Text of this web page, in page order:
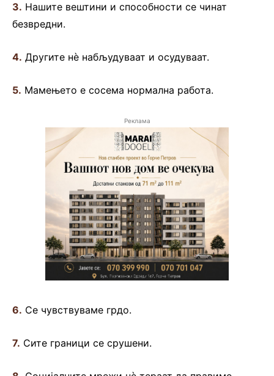
3. Нашите вештини и способности се чинат
безвредни.
4. Другите нè набљудуваат и осудуваат.
5. Мамењето е сосема нормална работа.
Реклама
6. Се чувствуваме грдо.
7. Сите граници се срушени.